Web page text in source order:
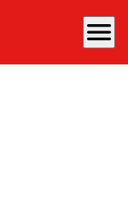
menu